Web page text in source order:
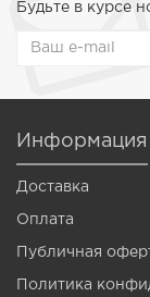
Будьте в курсе
Информация
Доставка
Оплата
Публичная
Политика